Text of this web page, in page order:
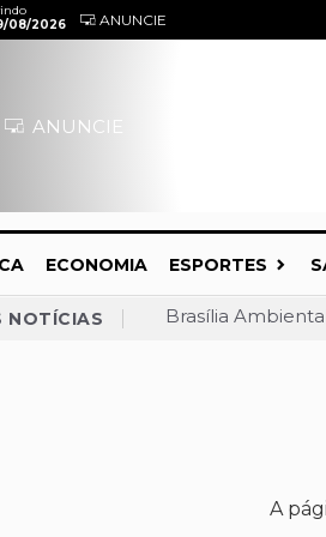
08/2026
ANUNCIE
ANUNCIE
ECONOMIA ESPORTES
NOTÍCIAS
TJDFT barra
Convenção
MDB anuncia
A